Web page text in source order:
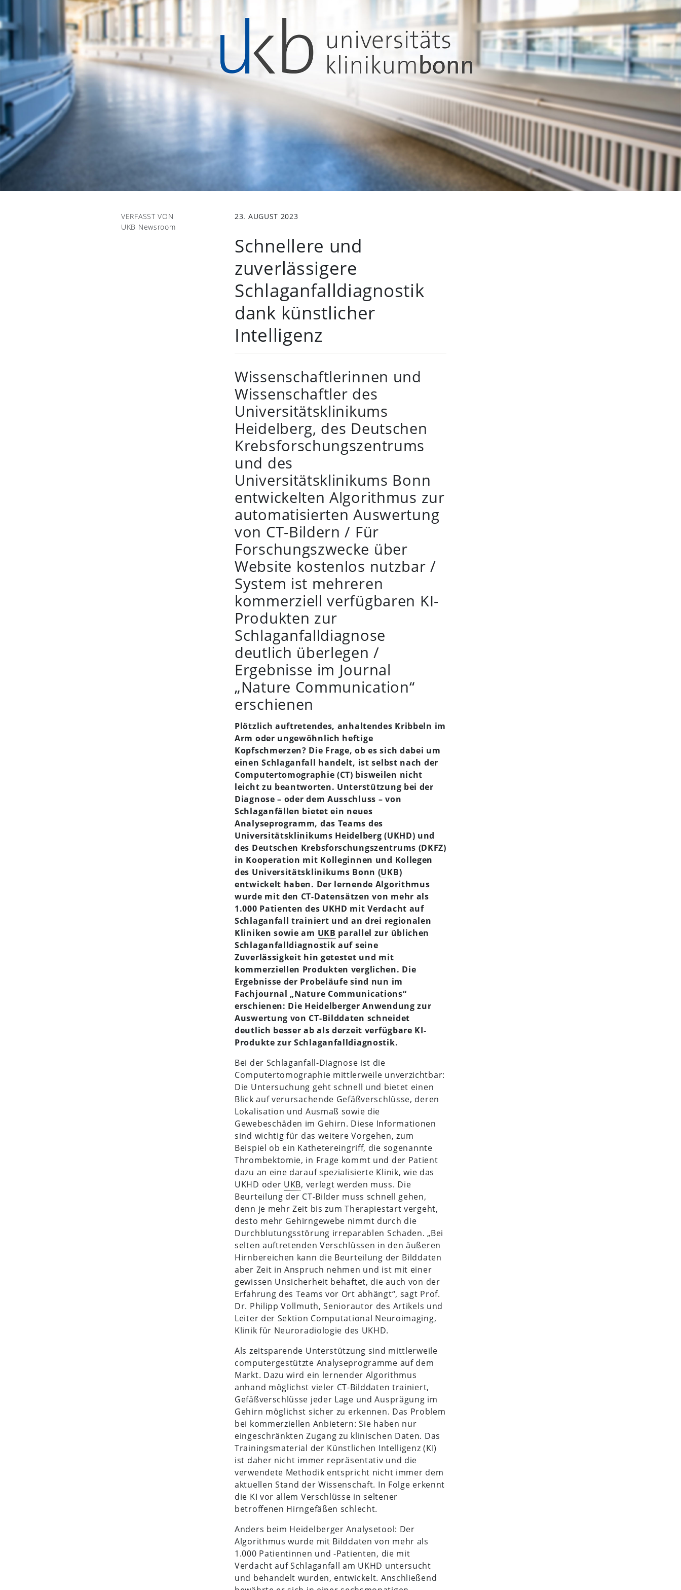
VERFASST VON
UKB Newsroom
23. AUGUST 2023
Schnellere und
zuverlässigere
Schlaganfalldiagnostik
dank künstlicher
Intelligenz
Wissenschaftlerinnen und
Wissenschaftler des
Universitätsklinikums
Heidelberg, des Deutschen
Krebsforschungszentrums
und des
Universitätsklinikums Bonn
entwickelten Algorithmus zur
automatisierten Auswertung
von CT-Bildern / Für
Forschungszwecke über
Website kostenlos nutzbar /
System ist mehreren
kommerziell verfügbaren KI-
Produkten zur
Schlaganfalldiagnose
deutlich überlegen /
Ergebnisse im Journal
„Nature Communication“
erschienen
Plötzlich auftretendes, anhaltendes Kribbeln im
Arm oder ungewöhnlich heftige
Kopfschmerzen? Die Frage, ob es sich dabei um
einen Schlaganfall handelt, ist selbst nach der
Computertomographie (CT) bisweilen nicht
leicht zu beantworten. Unterstützung bei der
Diagnose – oder dem Ausschluss – von
Schlaganfällen bietet ein neues
Analyseprogramm, das Teams des
Universitätsklinikums Heidelberg (UKHD) und
des Deutschen Krebsforschungszentrums (DKFZ)
in Kooperation mit Kolleginnen und Kollegen
des Universitätsklinikums Bonn (UKB)
entwickelt haben. Der lernende Algorithmus
wurde mit den CT-Datensätzen von mehr als
1.000 Patienten des UKHD mit Verdacht auf
Schlaganfall trainiert und an drei regionalen
Kliniken sowie am UKB parallel zur üblichen
Schlaganfalldiagnostik auf seine
Zuverlässigkeit hin getestet und mit
kommerziellen Produkten verglichen. Die
Ergebnisse der Probeläufe sind nun im
Fachjournal „Nature Communications“
erschienen: Die Heidelberger Anwendung zur
Auswertung von CT-Bilddaten schneidet
deutlich besser ab als derzeit verfügbare KI-
Produkte zur Schlaganfalldiagnostik.
Bei der Schlaganfall-Diagnose ist die
Computertomographie mittlerweile unverzichtbar:
Die Untersuchung geht schnell und bietet einen
Blick auf verursachende Gefäßverschlüsse, deren
Lokalisation und Ausmaß sowie die
Gewebeschäden im Gehirn. Diese Informationen
sind wichtig für das weitere Vorgehen, zum
Beispiel ob ein Kathetereingriff, die sogenannte
Thrombektomie, in Frage kommt und der Patient
dazu an eine darauf spezialisierte Klinik, wie das
UKHD oder UKB, verlegt werden muss. Die
Beurteilung der CT-Bilder muss schnell gehen,
denn je mehr Zeit bis zum Therapiestart vergeht,
desto mehr Gehirngewebe nimmt durch die
Durchblutungsstörung irreparablen Schaden. „Bei
selten auftretenden Verschlüssen in den äußeren
Hirnbereichen kann die Beurteilung der Bilddaten
aber Zeit in Anspruch nehmen und ist mit einer
gewissen Unsicherheit behaftet, die auch von der
Erfahrung des Teams vor Ort abhängt“, sagt Prof.
Dr. Philipp Vollmuth, Seniorautor des Artikels und
Leiter der Sektion Computational Neuroimaging,
Klinik für Neuroradiologie des UKHD.
Als zeitsparende Unterstützung sind mittlerweile
computergestützte Analyseprogramme auf dem
Markt. Dazu wird ein lernender Algorithmus
anhand möglichst vieler CT-Bilddaten trainiert,
Gefäßverschlüsse jeder Lage und Ausprägung im
Gehirn möglichst sicher zu erkennen. Das Problem
bei kommerziellen Anbietern: Sie haben nur
eingeschränkten Zugang zu klinischen Daten. Das
Trainingsmaterial der Künstlichen Intelligenz (KI)
ist daher nicht immer repräsentativ und die
verwendete Methodik entspricht nicht immer dem
aktuellen Stand der Wissenschaft. In Folge erkennt
die KI vor allem Verschlüsse in seltener
betroffenen Hirngefäßen schlecht.
Anders beim Heidelberger Analysetool: Der
Algorithmus wurde mit Bilddaten von mehr als
1.000 Patientinnen und -Patienten, die mit
Verdacht auf Schlaganfall am UKHD untersucht
und behandelt wurden, entwickelt. Anschließend